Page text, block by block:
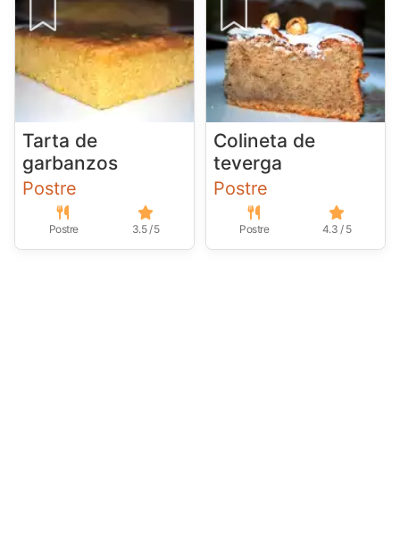
Tarta de
garbanzos
Postre
Postre 3.5 / 5
Colineta de
teverga
Postre
Postre 4.3 / 5